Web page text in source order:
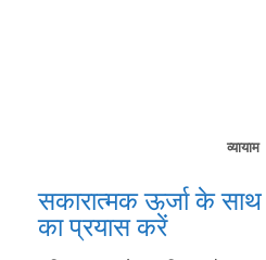
व्यायाम
सकारात्मक ऊर्जा के
का प्रयास करें